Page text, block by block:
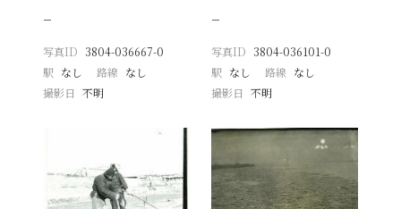
−
写真ID 3804-036667-0
駅 なし 路線 なし
撮影日
不明
−
写真ID 3804-036101-0
駅 なし 路線 なし
撮影日 不明